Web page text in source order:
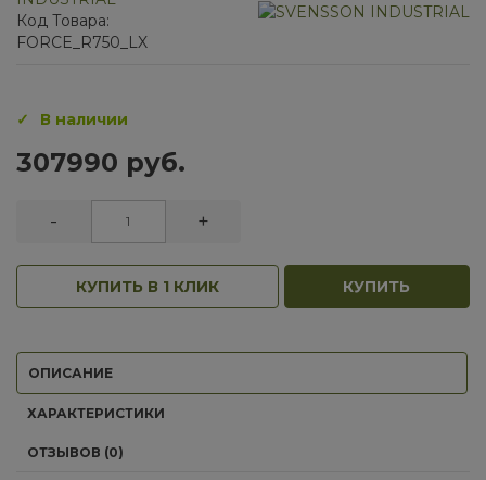
Код Товара:
FORCE_R750_LX
В наличии
307990 руб.
- +
КУПИТЬ В 1 КЛИК КУПИТЬ
ОПИСАНИЕ
ХАРАКТЕРИСТИКИ
ОТЗЫВОВ (0)